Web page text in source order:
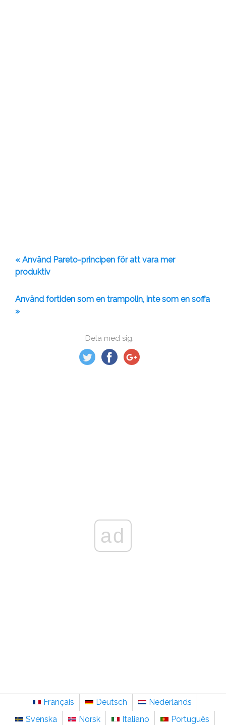
Dela med sig:
« Använd Pareto-principen för att vara mer
produktiv
Använd fortiden som en trampolin, inte som en soffa
»
ad
Français Deutsch
Nederlands
Svenska
Norsk Italiano Português